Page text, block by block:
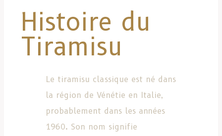
Histoire du
Tiramisu
Le tiramisu classique est né dans
la région de Vénétie en Italie,
probablement dans les années
1960. Son nom signifie